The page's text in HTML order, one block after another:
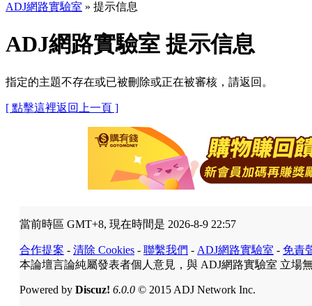
ADJ網路實驗室 » 提示信息
ADJ網路實驗室 提示信息
指定的主題不存在或已被刪除或正在被審核，請返回。
[ 點擊這裡返回上一頁 ]
當前時區 GMT+8, 現在時間是 2026-8-9 22:57
合作提案 - 清除 Cookies - 聯繫我們 - ADJ網路實驗室 - 免責
本論壇言論純屬發表者個人意見，與 ADJ網路實驗室 立場
Powered by Discuz! 6.0.0 © 2015 ADJ Network Inc.